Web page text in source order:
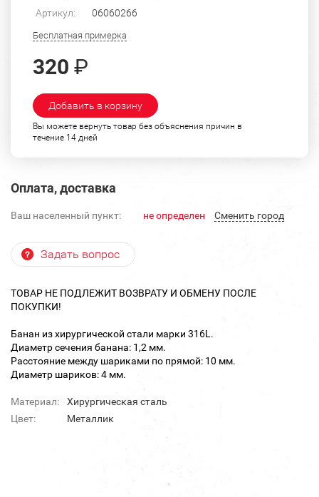
Артикул: 06060266
Бесплатная примерка
320 ₽
Добавить в корзину
Вы можете вернуть товар без объяснения причин в
течение 14 дней
Оплата, доставка
Ваш населенный пункт: не определен Cменить город
Задать вопрос
ТОВАР НЕ ПОДЛЕЖИТ ВОЗВРАТУ И ОБМЕНУ ПОСЛЕ
ПОКУПКИ!
Банан из хирургической стали марки 316L.
Диаметр сечения банана: 1,2 мм.
Расстояние между шариками по прямой: 10 мм.
Диаметр шариков: 4 мм.
Материал:
Хирургическая сталь
Цвет:
Металлик